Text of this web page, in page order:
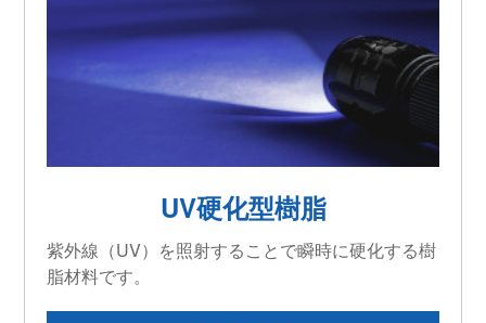
UV硬化型樹脂
紫外線（UV）を照射することで瞬時に硬化する樹
脂材料です。